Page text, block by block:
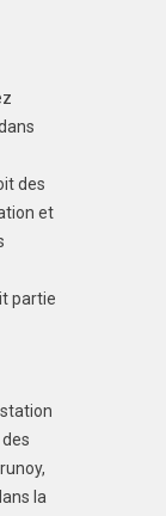
des
et
partie
la